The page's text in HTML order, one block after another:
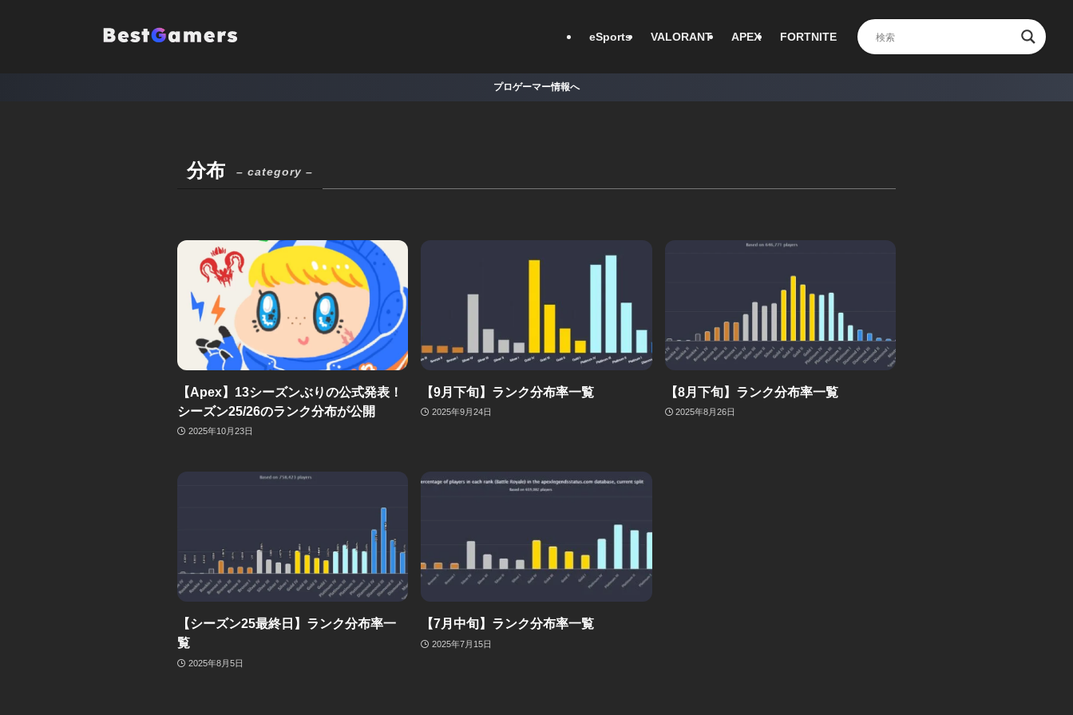
eSports VALORANT APEX FORTNITE
プロゲーマー情報へ
分布 – category –
【Apex】13シーズンぶりの公式発表！
シーズン25/26のランク分布が公開
2025年10月23日
【9月下旬】ランク分布率一覧
2025年9月24日
【8月下旬】ランク分布率一覧
2025年8月26日
【シーズン25最終日】ランク分布率一
覧
2025年8月5日
【7月中旬】ランク分布率一覧
2025年7月15日